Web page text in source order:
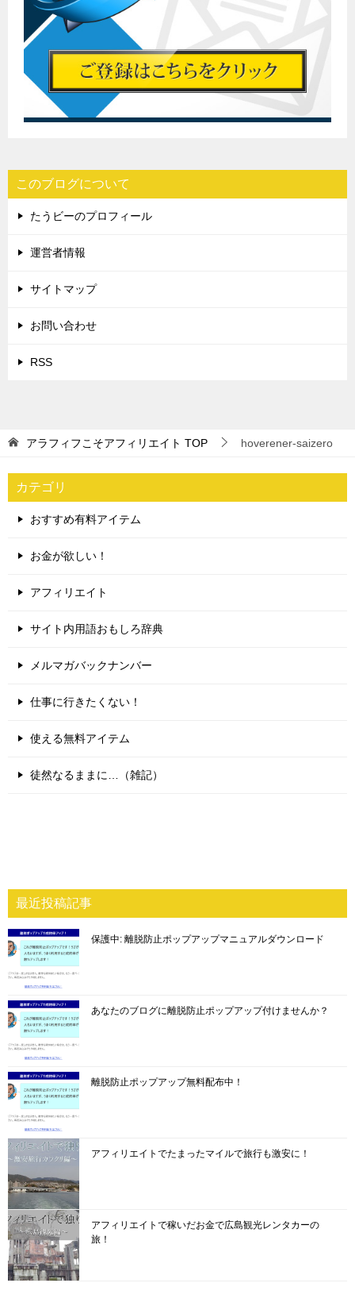
このブログについて
たうビーのプロフィール
運営者情報
サイトマップ
お問い合わせ
RSS
アラフィフこそアフィリエイト TOP hoverener-saizero
カテゴリ
おすすめ有料アイテム
お金が欲しい！
アフィリエイト
サイト内用語おもしろ辞典
メルマガバックナンバー
仕事に行きたくない！
使える無料アイテム
徒然なるままに…（雑記）
最近投稿記事
保護中: 離脱防止ポップアップマニュアルダウンロード
あなたのブログに離脱防止ポップアップ付けませんか？
離脱防止ポップアップ無料配布中！
アフィリエイトでたまったマイルで旅行も激安に！
アフィリエイトで稼いだお金で広島観光レンタカーの
旅！